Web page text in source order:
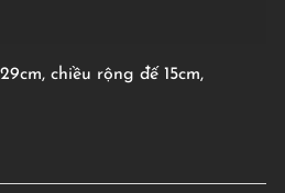
chiều rộng đế 15cm,